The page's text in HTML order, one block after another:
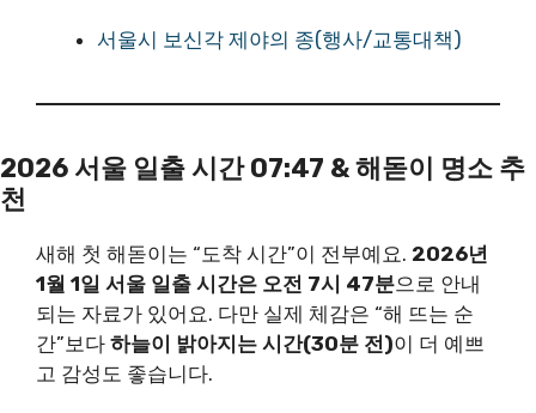
서울시 보신각 제야의 종(행사/교통대책)
2026 서울 일출 시간 07:47 & 해돋이 명소 추
천
새해 첫 해돋이는 “도착 시간”이 전부예요. 2026년
1월 1일 서울 일출 시간은 오전 7시 47분으로 안내
되는 자료가 있어요. 다만 실제 체감은 “해 뜨는 순
간”보다 하늘이 밝아지는 시간(30분 전)이 더 예쁘
고 감성도 좋습니다.